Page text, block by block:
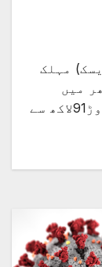
مہلک
میں
ہلاکتیں4074508ہو گئیں،کیسز18کروڑ91لاکھ سے